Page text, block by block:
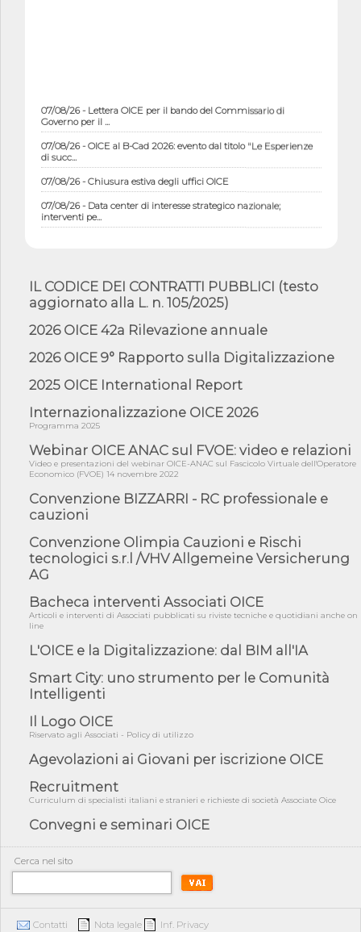
07/08/26 - Lettera OICE per il bando del Commissario di
Governo per il ...
07/08/26 - OICE al B-Cad 2026: evento dal titolo "Le Esperienze
di succ...
07/08/26 - Chiusura estiva degli uffici OICE
07/08/26 - Data center di interesse strategico nazionale;
interventi pe...
sussistenza di...
07/08/26 - Tunnel Brennero, dal Cipess via libera al quinto lotto
su a...
06/08/26 - Dal 3 agosto in vigore l'obbligo di energie rinnovabili
con ...
06/08/26 - DL PA approvato in Cdm: contributi per
riqualificazione sism...
06/08/26 - CdM: approvato il d.lgs. di adeguamento all’AI Act in
mate...
norme UE in m...
05/08/26 - DL Infrastrutture e PNRR è legge: approvata oggi la
05/08/26 - Focus OICE sul DDL di riforma della responsabilità
amminist...
2 s...
05/08/26 - SAVE THE DATE: Assemblea Pubblica Confindustria
di Reg...
05/08/26 - Lettera OICE per il bando della Giunta Regionale della
04/08/26 - DL PA: previste cancellazioni da elenchi professionisti
04/08/26 - International Sustainable Buildings Competition -
COP31, An...
04/08/26 - CdS, project financing: progetto di fattibilità da
04/08/26 - CdS: partecipazione alla gara non equivale ad
04/08/26 - DL Infrastrutture approvato alla Camera, passa ora al
Senato
IL CODICE DEI CONTRATTI PUBBLICI (testo
aggiornato alla L. n. 105/2025)
2026 OICE 42a Rilevazione annuale
2026 OICE 9° Rapporto sulla Digitalizzazione
2025 OICE International Report
Internazionalizzazione OICE 2026
Programma 2025
Webinar OICE ANAC sul FVOE: video e relazioni
Video e presentazioni del webinar OICE-ANAC sul Fascicolo Virtuale dell'Operatore
Economico (FVOE) 14 novembre 2022
Convenzione BIZZARRI - RC professionale e
cauzioni
Convenzione Olimpia Cauzioni e Rischi
tecnologici s.r.l /VHV Allgemeine Versicherung
AG
Bacheca interventi Associati OICE
Articoli e interventi di Associati pubblicati su riviste tecniche e quotidiani anche on
line
L'OICE e la Digitalizzazione: dal BIM all'IA
Smart City: uno strumento per le Comunità
Intelligenti
Il Logo OICE
Riservato agli Associati - Policy di utilizzo
Agevolazioni ai Giovani per iscrizione OICE
Recruitment
Curriculum di specialisti italiani e stranieri e richieste di società Associate Oice
Convegni e seminari OICE
Cerca nel sito
Contatti Nota legale Inf. Privacy